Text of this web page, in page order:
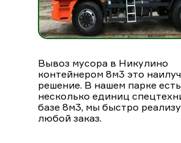
Вывоз мусора в Никулино
контейнером 8м3 это
решение. В нашем парке есть
несколько единиц
базе 8м3, мы быстро
любой заказ.